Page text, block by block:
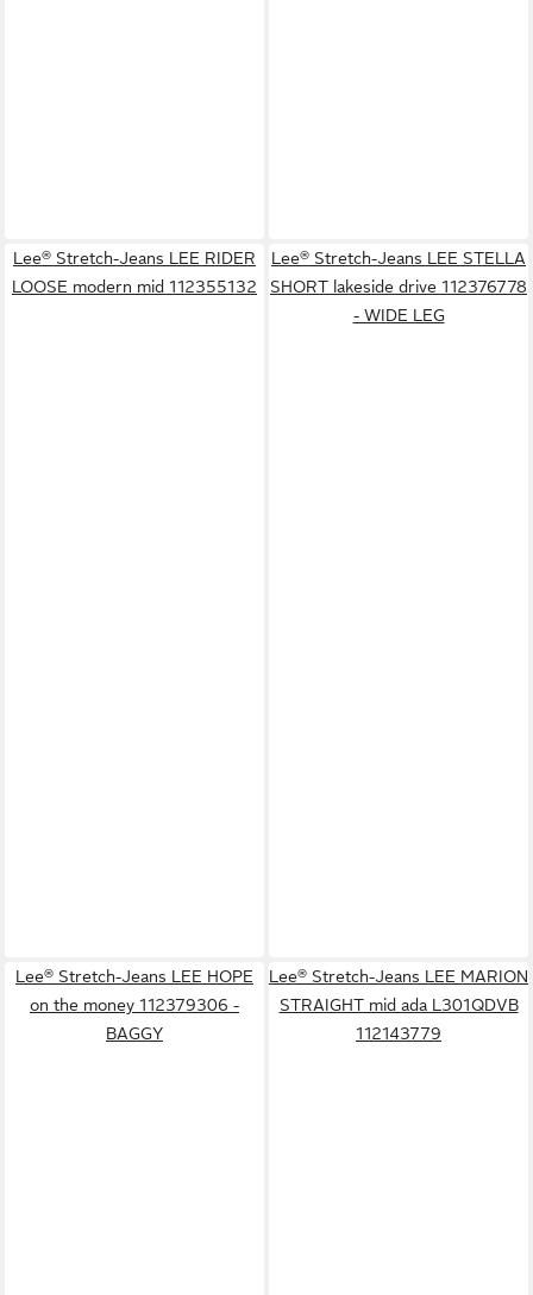
Lee® Stretch-Jeans LEE RIDER
LOOSE modern mid 112355132
Lee® Stretch-Jeans LEE STELLA
SHORT lakeside drive 112376778
- WIDE LEG
Lee® Stretch-Jeans LEE HOPE
on the money 112379306 -
BAGGY
Lee® Stretch-Jeans LEE MARION
STRAIGHT mid ada L301QDVB
112143779